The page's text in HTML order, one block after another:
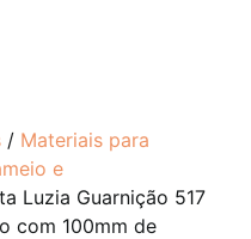
/ Materiais para
e
Luzia Guarnição 517
com 100mm de